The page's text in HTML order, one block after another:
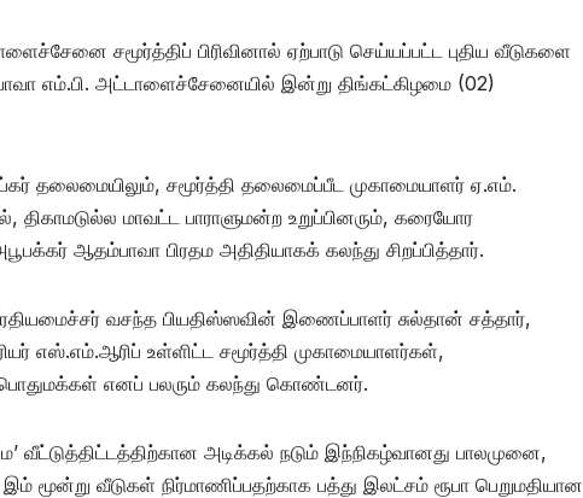
சமூர்த்திப் பிரிவினால் ஏற்பாடு செய்யப்பட்ட புதிய வீடுகளை
எம்.பி. அட்டாளைச்சேனையில் இன்று திங்கட்கிழமை (02)
தலைமையிலும், சமூர்த்தி தலைமைப்பீட முகாமையாளர் ஏ.எம்.
மாவட்ட பாராளுமன்ற உறுப்பினரும், கரையோர
ஆதம்பாவா பிரதம அதிதியாகக் கலந்து சிறப்பித்தார்.
வசந்த பியதிஸ்ஸவின் இணைப்பாளர் சுல்தான் சத்தார்,
எஸ்.எம்.ஆரிப் உள்ளிட்ட சமூர்த்தி முகாமையாளர்கள்,
பொதுமக்கள் எனப் பலரும் கலந்து கொண்டனர்.
அடிக்கல் நடும் இந்நிகழ்வானது பாலமுனை,
வீடுகள் நிர்மாணிப்பதற்காக பத்து இலட்சம் ரூபா பெறுமதியான